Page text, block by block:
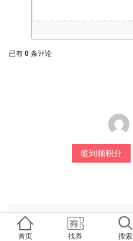
已有 0 条评论
签到领积分
首页 找券 搜索